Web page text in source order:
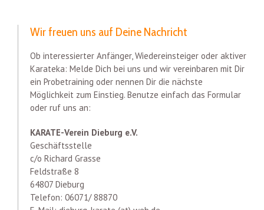
Wir freuen uns auf Deine Nachricht
Ob interessierter Anfänger, Wiedereinsteiger oder aktiver
Karateka: Melde Dich bei uns und wir vereinbaren mit Dir
ein Probetraining oder nennen Dir die nächste
Möglichkeit zum Einstieg. Benutze einfach das Formular
oder ruf uns an:
KARATE-Verein Dieburg e.V.
Geschäftsstelle
c/o Richard Grasse
Feldstraße 8
64807 Dieburg
Telefon: 06071/ 88870